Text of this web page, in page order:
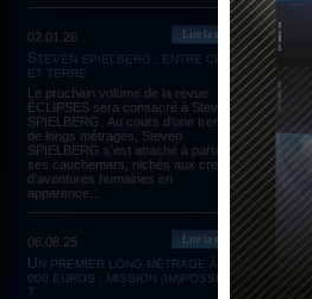
02.01.26
STEVEN SPIELBERG : ENTRE CIEL
ET TERRE
Le prochain volume de la revue
ÉCLIPSES sera consacré à Steven
SPIELBERG. Au cours d’une trentaine
de longs métrages, Steven
SPIELBERG s’est attaché à partager
ses cauchemars, nichés aux creux
d’aventures humaines en
apparence...
Lire la suite
06.08.25
UN PREMIER LONG-MÉTRAGE À 60
000 EUROS : MISSION (IM)POSSIBLE
?
Lire la suite